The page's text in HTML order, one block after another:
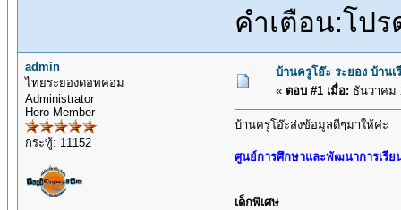
คำเตือน:โป
admin
ไทยระยองดอทคอม
Administrator
Hero Member
กระทู้: 11152
บ้านครูโอ๊ะ ระยอง บ้านเ
« ตอบ #1 เมื่อ: ธันวาคม
บ้านครูโอ๊ะส่งข้อมูลดีๆมาให้ค่ะ
ศูนย์การศึกษาและพัฒนาการเรี
เด็กพิเศษ